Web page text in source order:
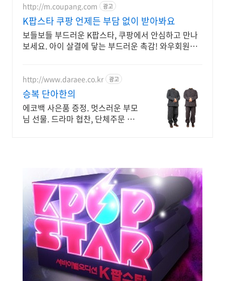
http://m.coupang.com 광고
K팝스타 쿠팡 언제든 부담 없이 받아봐요
보들보들 부드러운 K팝스타, 쿠팡에서 안심하고 만나
보세요. 아이 살결에 닿는 부드러운 촉감! 와우회원은
http://www.daraee.co.kr 광고
승복 단아한의
에코백 사은품 증정. 멋스러운 부모
님 선물. 드라마 협찬, 단체주문 자수